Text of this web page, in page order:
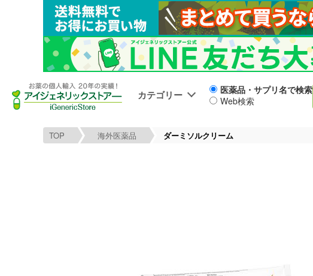
カテゴリー
医薬品・サプリ名で検索
Web検索
TOP 海外医薬品 ダーミソルクリーム